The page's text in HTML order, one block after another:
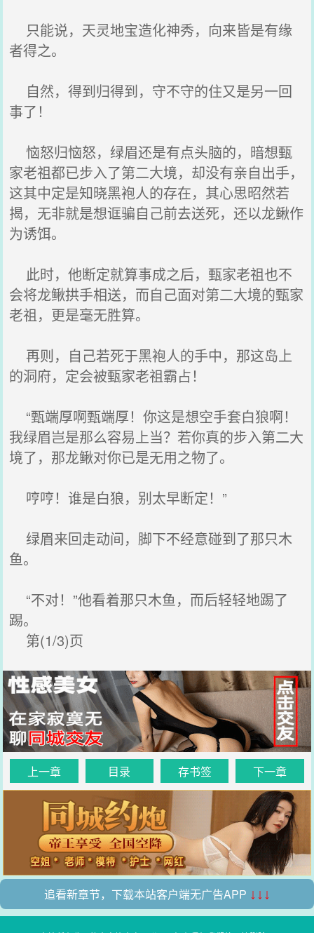
只能说，天灵地宝造化神秀，向来皆是有缘
者得之。
自然，得到归得到，守不守的住又是另一回
事了！
恼怒归恼怒，绿眉还是有点头脑的，暗想甄
家老祖都已步入了第二大境，却没有亲自出手，
这其中定是知晓黑袍人的存在，其心思昭然若
揭，无非就是想诓骗自己前去送死，还以龙鳅作
为诱饵。
此时，他断定就算事成之后，甄家老祖也不
会将龙鳅拱手相送，而自己面对第二大境的甄家
老祖，更是毫无胜算。
再则，自己若死于黑袍人的手中，那这岛上
的洞府，定会被甄家老祖霸占！
“甄端厚啊甄端厚！你这是想空手套白狼啊！
我绿眉岂是那么容易上当？若你真的步入第二大
境了，那龙鳅对你已是无用之物了。
哼哼！谁是白狼，别太早断定！”
绿眉来回走动间，脚下不经意碰到了那只木
鱼。
“不对！”他看着那只木鱼，而后轻轻地踢了
踢。
第(1/3)页
上一章 目录 存书签 下一章
追看新章节，下载本站客户端无广告APP ↓↓↓